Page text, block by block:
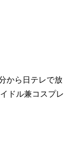
から日テレで放
ドル兼コスプレ